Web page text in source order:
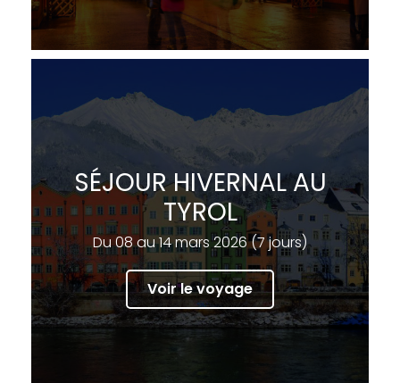
SÉJOUR HIVERNAL AU
TYROL
Du 08 au 14 mars 2026 (7 jours)
Voir le voyage